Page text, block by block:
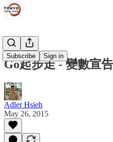
Subscribe Sign in
Go起步走 - 變數宣告
Adler Hsieh
May 26, 2015